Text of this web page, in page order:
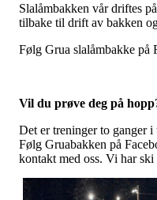
Slalåmbakken vår driftes
tilbake til drift av bakken
Følg Grua slalåmbakke på
Vil du prøve deg på
Det er treninger to ganger
Følg Gruabakken på
kontakt med oss. Vi har